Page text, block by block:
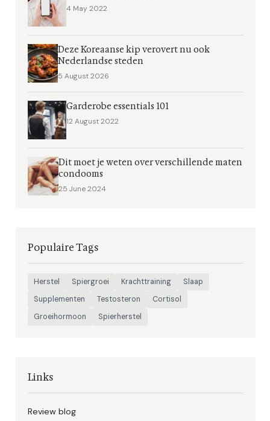
4 May 2022
Deze Koreaanse kip verovert nu ook
Nederlandse steden
5 August 2026
Garderobe essentials 101
12 August 2022
Dit moet je weten over verschillende maten
condooms
25 June 2024
Populaire Tags
Herstel Spiergroei Krachttraining
Slaap
Supplementen
Testosteron
Cortisol
Groeihormoon
Spierherstel
Links
Review blog